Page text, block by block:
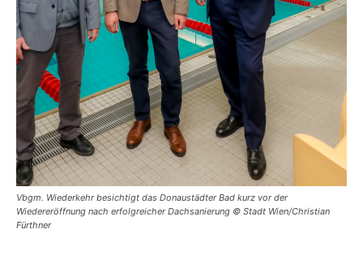
Vbgm. Wiederkehr besichtigt das Donaustädter Bad kurz vor der
Wiedereröffnung nach erfolgreicher Dachsanierung © Stadt Wien/Christian
Fürthner